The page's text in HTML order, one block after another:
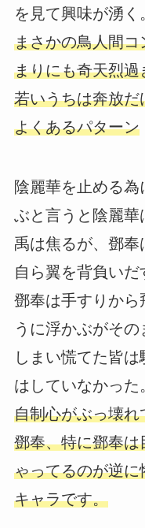
を見て興味が湧く
まさかの鳥人間
まりにも奇天烈
若いうちは奔放
よくあるパターン
陰麗華を止める
ぶと言うと陰麗
禹は焦るが、鄧奉
自ら翼を背負いだ
鄧奉は手すりから
うに浮かぶがそ
しまい慌てた皆
はしていなかった
自制心がぶっ壊
鄧奉、特に鄧奉
ゃってるのが逆
キャラです。